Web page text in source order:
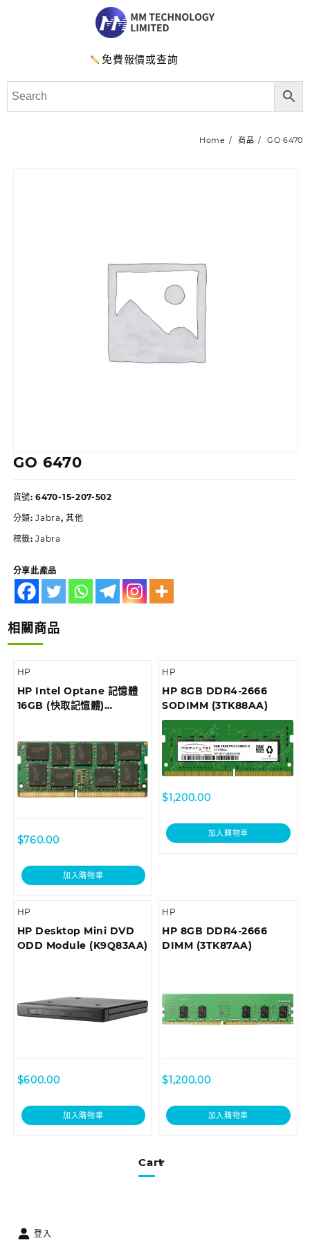
免費報價或查詢
Cart
Home 商品 GO 6470
GO 6470
貨號:6470-15-207-502
分類:Jabra,其他
標籤:Jabra
分享此產品
相關商品
HP
HP Intel Optane 記憶體
16GB (快取記憶體)
$760.00
加入購物車
HP
HP 8GB DDR4-2666
SODIMM (3TK88AA)
$1,200.00
加入購物車
HP
HP Desktop Mini DVD
ODD Module (K9Q83AA)
$600.00
加入購物車
HP
HP 8GB DDR4-2666
DIMM (3TK87AA)
$1,200.00
加入購物車
登入